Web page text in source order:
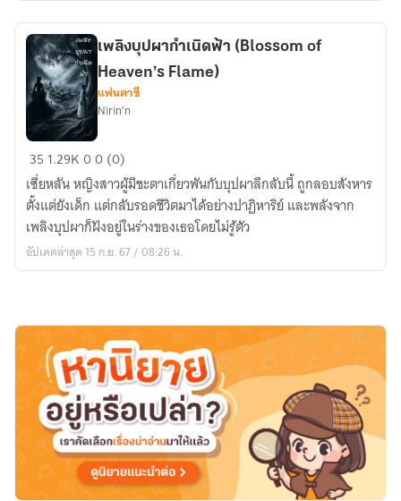
พลัง
แห่ง
ธาตุ
เพลิง
บุปผา
กำเนิด
ฟ้า
(Blossom
of
เพลิงบุปผากำเนิดฟ้า (Blossom of
Heaven’s Flame)
แฟนตาซี
Nirin’n
35 1.29K00 (0)
เซี่ยหลัน หญิงสาวผู้มีชะตาเกี่ยวพันกับบุปผาลึกลับนี้ ถูกลอบสังหาร
ตั้งแต่ยังเด็ก แต่กลับรอดชีวิตมาได้อย่างปาฏิหาริย์ และพลังจาก
เพลิงบุปผาก็ฝังอยู่ในร่างของเธอโดยไม่รู้ตัว
อัปเดตล่าสุด 15 ก.ย. 67 / 08:26 น.